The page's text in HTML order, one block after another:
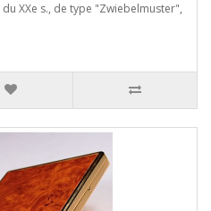
XXe s., de type "Zwiebelmuster",